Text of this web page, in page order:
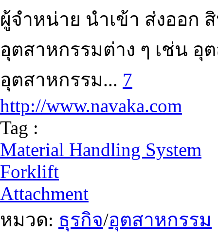
ผู้จำหน่าย นำเข้า ส่งออก
อุตสาหกรรมต่าง ๆ เช่น อุ
อุตสาหกรรม... 7
http://www.navaka.com
Tag :
Material Handling System
Forklift
Attachment
หมวด: ธุรกิจ/อุตสาหกรรม